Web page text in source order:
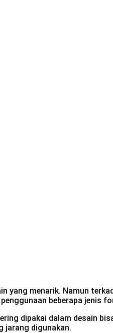
yang menarik. Namun
beberapa jenis
dipakai dalam desain
jarang digunakan.